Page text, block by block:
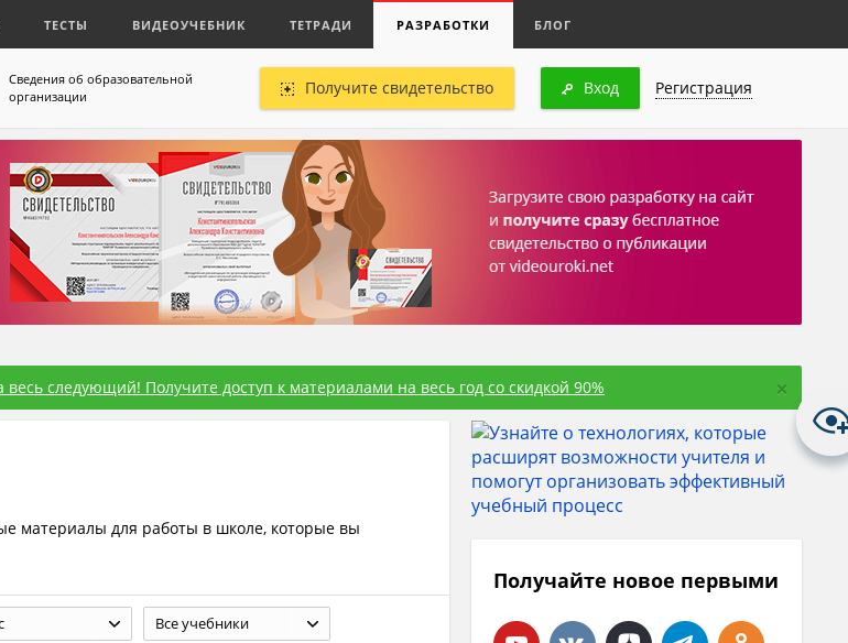
ТЕСТЫ ВИДЕОУЧЕБНИК ТЕТРАДИ РАЗРАБОТКИ БЛОГ
Сведения об образовательной
организации
Получите свидетельство Вход Регистрация
следующий! Получите доступ к материалами на весь год со скидкой 90% ×
материалы для работы в школе, которые вы
Все учебники
Получайте новое первыми